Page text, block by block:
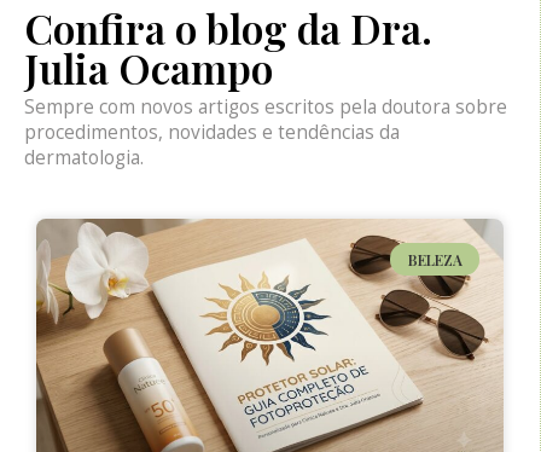
Confira o blog da Dra.
Julia Ocampo
Sempre com novos artigos escritos pela doutora sobre
procedimentos, novidades e tendências da
dermatologia.
BELEZA